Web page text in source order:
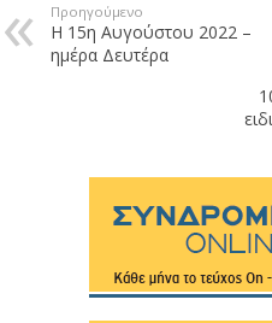
Προηγούμενο
Η 15η Αυγούστου 2022 –
ημέρα Δευτέρα